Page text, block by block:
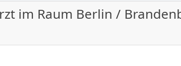
im Raum Berlin /